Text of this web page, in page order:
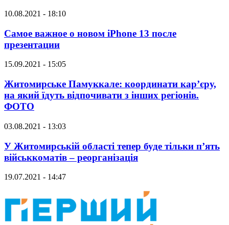
10.08.2021 - 18:10
Самое важное о новом iPhone 13 после
презентации
15.09.2021 - 15:05
Житомирське Памуккале: координати кар’єру,
на який їдуть відпочивати з інших регіонів.
ФОТО
03.08.2021 - 13:03
У Житомирській області тепер буде тільки п’ять
військкоматів – реорганізація
19.07.2021 - 14:47